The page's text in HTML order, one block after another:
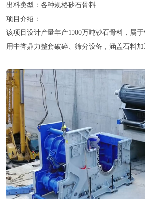
出料类型：各种规格砂石骨料
项目介绍：
该项目设计产量年产1000万吨砂石骨料，属
用中誉鼎力整套破碎、筛分设备，涵盖石料加